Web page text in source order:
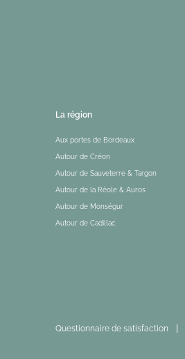
La région
Aux portes de Bordeaux
Autour de Créon
Autour de Sauveterre & Targon
Autour de la Réole & Auros
Autour de Monségur
Autour de Cadillac
Questionnaire de satisfaction